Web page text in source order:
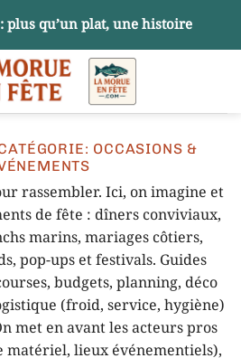
plus qu’un plat, une histoire
OCCASIONS &
rassembler. Ici, on imagine et
de fête : dîners conviviaux,
marins, mariages côtiers,
pop-ups et festivals. Guides
budgets, planning, déco
(froid, service, hygiène)
met en avant les acteurs pros
matériel, lieux événementiels),